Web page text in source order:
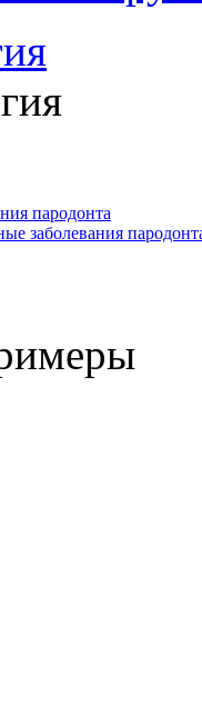
пародонта
заболевания